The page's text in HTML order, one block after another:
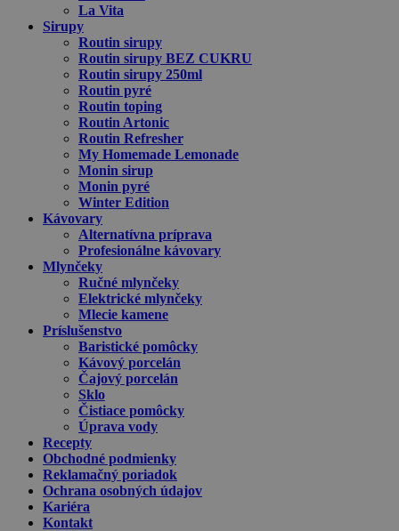
La Vita
Sirupy
Routin sirupy
Routin sirupy BEZ CUKRU
Routin sirupy 250ml
Routin pyré
Routin toping
Routin Artonic
Routin Refresher
My Homemade Lemonade
Monin sirup
Monin pyré
Winter Edition
Kávovary
Alternatívna príprava
Profesionálne kávovary
Mlynčeky
Ručné mlynčeky
Elektrické mlynčeky
Mlecie kamene
Príslušenstvo
Baristické pomôcky
Kávový porcelán
Čajový porcelán
Sklo
Čistiace pomôcky
Úprava vody
Recepty
Obchodné podmienky
Reklamačný poriadok
Ochrana osobných údajov
Kariéra
Kontakt